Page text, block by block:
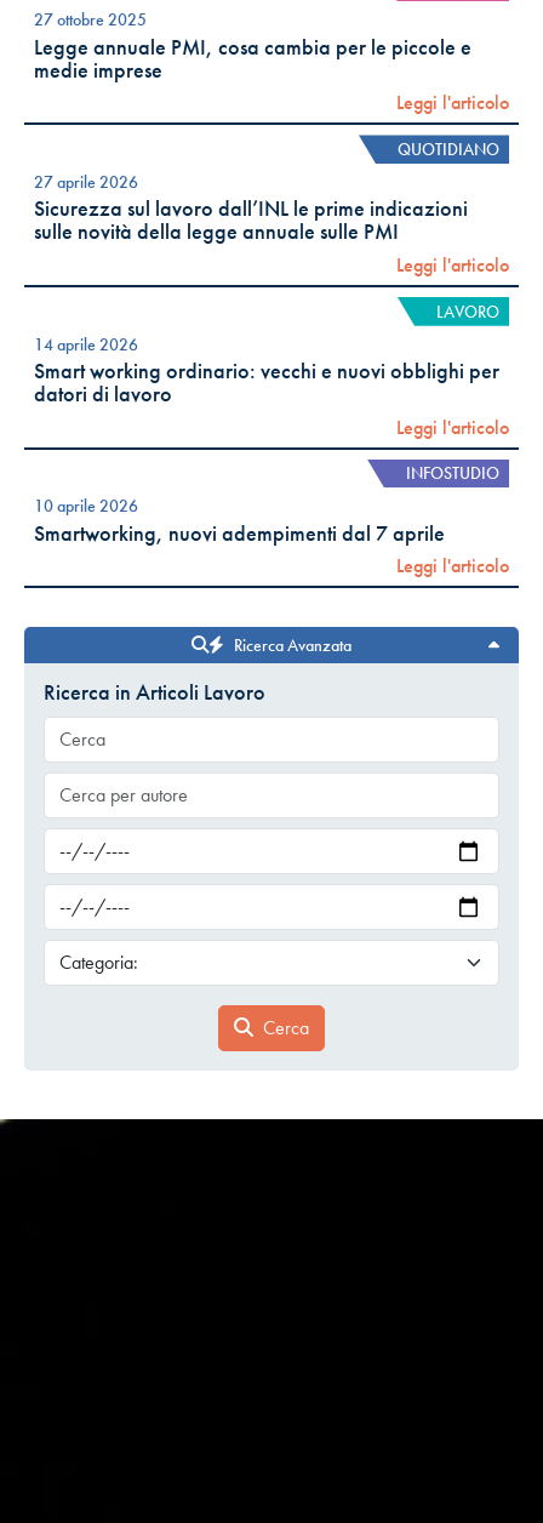
27 ottobre 2025
Legge annuale PMI, cosa cambia per le piccole e
medie imprese
Leggi l'articolo
QUOTIDIANO
27 aprile 2026
Sicurezza sul lavoro dall’INL le prime indicazioni
sulle novità della legge annuale sulle PMI
Leggi l'articolo
LAVORO
14 aprile 2026
Smart working ordinario: vecchi e nuovi obblighi per
datori di lavoro
Leggi l'articolo
INFOSTUDIO
10 aprile 2026
Smartworking, nuovi adempimenti dal 7 aprile
Leggi l'articolo
Ricerca Avanzata
Ricerca in Articoli Lavoro
Cerca